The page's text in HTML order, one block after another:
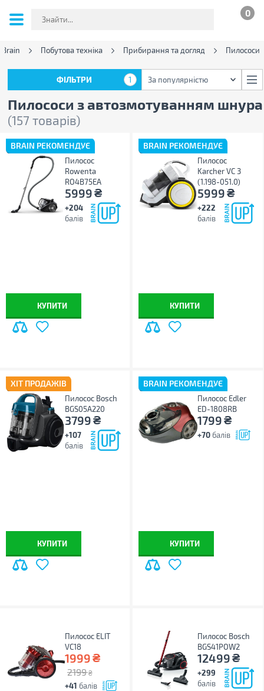
0
Brain Побутова техніка Прибирання та догляд Пилососи
Пилососи з автозмотуванням шнура
(157 товарів)
ФІЛЬТРИ 1 За популярністю
BRAIN РЕКОМЕНДУЄ
Пилосос
Rowenta
RO4B75EA
5999₴
+204
балів
КУПИТИ
BRAIN РЕКОМЕНДУЄ
Пилосос
Karcher VC 3
(1.198-051.0)
5999₴
+222
балів
КУПИТИ
ХІТ ПРОДАЖІВ
Пилосос Bosch
BGS05A220
3799₴
+107
балів
КУПИТИ
BRAIN РЕКОМЕНДУЄ
Пилосос Edler
ED-1808RB
1799₴
+70 балів
КУПИТИ
Пилосос ELIT
VC18
1999₴
2199 ₴
+41 балів
Пилосос Bosch
BGS41POW2
12499₴
+299
балів
ФІЛЬТРИ 1 За популярністю